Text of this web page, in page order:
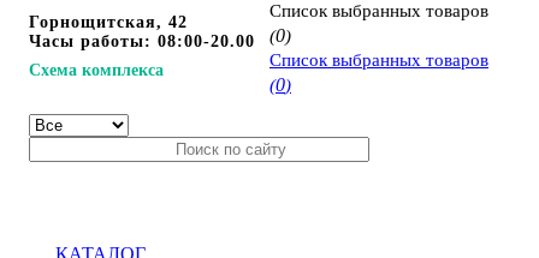
Горнощитская, 42
Часы работы: 08:00-20.00
Схема комплекса
Cписок выбранных товаров
(0)
Cписок выбранных товаров
(0)
КАТАЛОГ